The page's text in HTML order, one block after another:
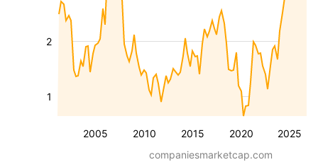
2005 2010 2015 2020 2025
1
2
companiesmarketcap.com